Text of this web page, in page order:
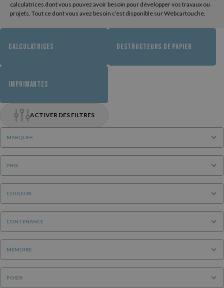
calculatrices dont vous pouvez avoir besoin pour développer vos travaux ou
projets. Tout ce dont vous avez besoin c’est disponible sur Webcartouche.
CALCULATRICES DESTRUCTEURS DE PAPIER
IMPRIMANTES
ACTIVER DES FILTRES
MARQUES
PRIX
COULEUR
CONTENANCE
MÉMOIRE
POIDS